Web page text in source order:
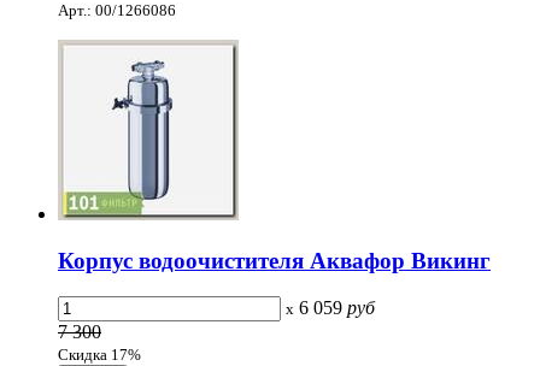
Арт.: 00/1266086
Корпус водоочистителя Аквафор Викинг
x 6 059 руб
7 300
Скидка 17%